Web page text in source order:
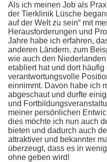
Als ich meinen Job als
der Tierklinik Lüsche
auf der Welt zu sein“ mit
Herausforderungen und
Jahre habe ich erfahren,
anderen Ländern, zum
wie auch den
etabliert hat und dort
verantwortungsvolle
einnimmt. Davon habe ich
abgeschaut und durfte
und
meiner persönlichen
dies möchte ich nun auch
bieten und dadurch auch
attraktiver und bekannter
überzeugt, dass es in
ohne geben wird!